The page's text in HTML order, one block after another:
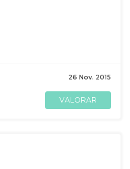
26 Nov. 2015
VALORAR